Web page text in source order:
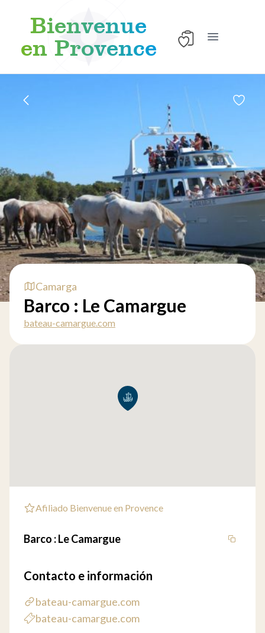
Bienvenue
en Provence
Abrir el
Camarga
Barco : Le Camargue
bateau-camargue.com
Afiliado Bienvenue en Provence
Barco : Le Camargue
Contacto e información
bateau-camargue.com
bateau-camargue.com